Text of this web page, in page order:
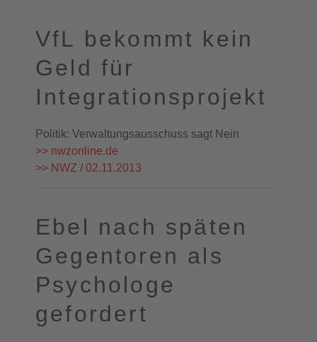
VfL bekommt kein
Geld für
Integrationsprojekt
Politik: Verwaltungsausschuss sagt Nein
>> nwzonline.de
>> NWZ / 02.11.2013
Ebel nach späten
Gegentoren als
Psychologe
gefordert